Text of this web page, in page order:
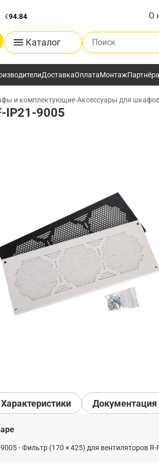
€94.84 О
Каталог
Поиск по каталогу
ДоставкаОплатаМонтаж
и комплектующие›Аксессуары для
IP21-9005
9005 - Фильтр (170 × 425) для вентиляторов
Характеристики Документация